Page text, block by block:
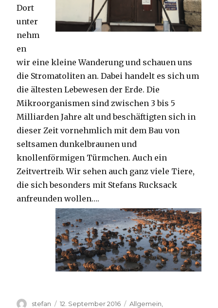
Dort
unter
nehm
en
wir eine kleine Wanderung und schauen uns
die Stromatoliten an. Dabei handelt es sich um
die ältesten Lebewesen der Erde. Die
Mikroorganismen sind zwischen 3 bis 5
Milliarden Jahre alt und beschäftigten sich in
dieser Zeit vornehmlich mit dem Bau von
seltsamen dunkelbraunen und
knollenförmigen Türmchen. Auch ein
Zeitvertreib. Wir sehen auch ganz viele Tiere,
die sich besonders mit Stefans Rucksack
anfreunden wollen….
Autor
stefan
Veröffentlicht
12. September 2016 Kategorien
Allgemein